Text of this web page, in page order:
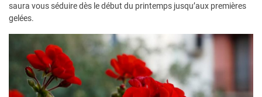
saura vous séduire dès le début du printemps jusqu’aux premières
gelées.